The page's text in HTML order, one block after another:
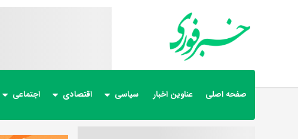
صفحه اصلی عناوین اخبار سیاسی اقتصادی اجتماعی